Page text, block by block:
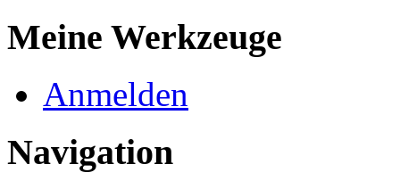
Meine Werkzeuge
Anmelden
Navigation